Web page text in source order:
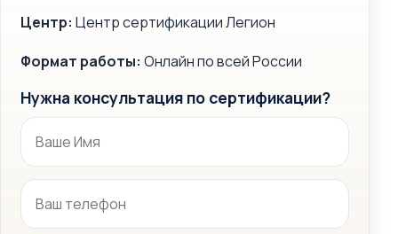
Центр: Центр сертификации Легион
Формат работы: Онлайн по всей России
Нужна консультация по сертификации?